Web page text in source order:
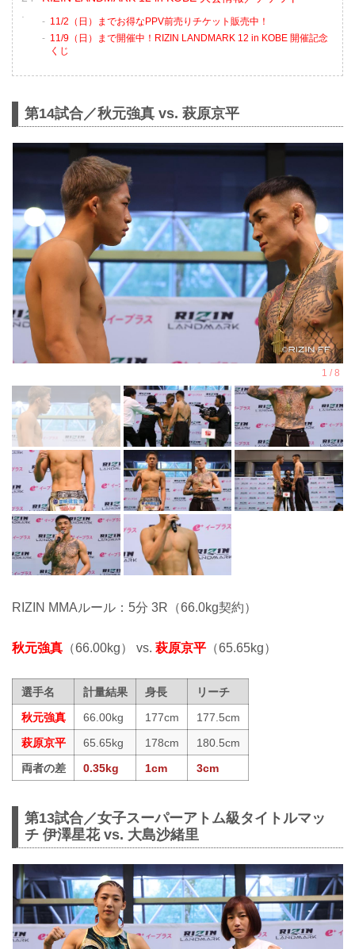
11/2（日）までお得なPPV前売りチケット販売中！
11/9（日）まで開催中！RIZIN LANDMARK 12 in KOBE 開催記念
くじ
第14試合／秋元強真 vs. 萩原京平
RIZIN MMAルール：5分 3R（66.0kg契約）
秋元強真 （66.00kg） vs. 萩原京平 （65.65kg）
選手名 計量結果 身長
リーチ
秋元強真
66.00kg 177cm
177.5cm
萩原京平
65.65kg 178cm
180.5cm
両者の差
0.35kg 1cm 3cm
第13試合／女子スーパーアトム級タイトルマッ
チ 伊澤星花 vs. 大島沙緒里